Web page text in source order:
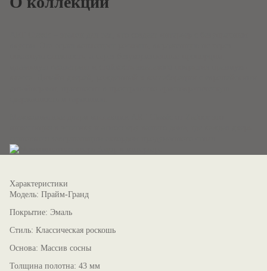
Характеристики
Модель: Прайм-Гранд
Покрытие: Эмаль
Стиль: Классическая роскошь
Основа: Массив сосны
Толщина полотна: 43 мм